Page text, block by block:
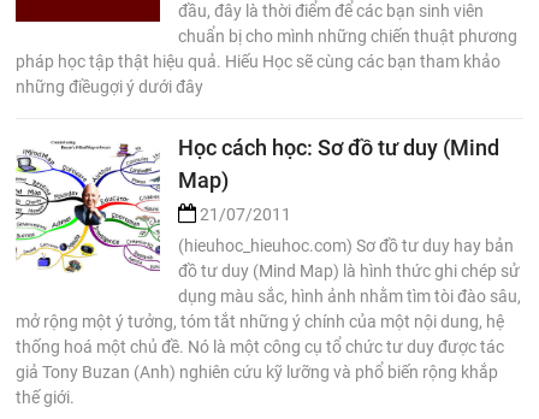
đầu, đây là thời điểm để các bạn sinh viên
chuẩn bị cho mình những chiến thuật phương
pháp học tập thật hiệu quả. Hiếu Học sẽ cùng các bạn tham khảo
những điềugợi ý dưới đây
Học cách học: Sơ đồ tư duy (Mind
Map)
21/07/2011
(hieuhoc_hieuhoc.com) Sơ đồ tư duy hay bản
đồ tư duy (Mind Map) là hình thức ghi chép sử
dụng màu sắc, hình ảnh nhằm tìm tòi đào sâu,
mở rộng một ý tưởng, tóm tắt những ý chính của một nội dung, hệ
thống hoá một chủ đề. Nó là một công cụ tổ chức tư duy được tác
giả Tony Buzan (Anh) nghiên cứu kỹ lưỡng và phổ biến rộng khắp
thế giới.